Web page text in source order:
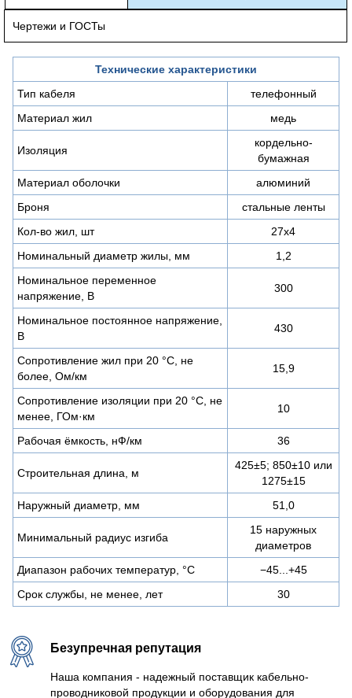
Чертежи и ГОСТы
Технические характеристики
Тип кабеля
телефонный
Материал жил
медь
Изоляция
кордельно-
бумажная
Материал оболочки
алюминий
Броня
стальные ленты
Кол-во жил, шт
27х4
Номинальный диаметр жилы, мм
1,2
Номинальное переменное
напряжение, В
300
Номинальное постоянное напряжение,
В
430
Сопротивление жил при 20 °С, не
более, Ом/км
15,9
Сопротивление изоляции при 20 °С, не
менее, ГОм·км
10
Рабочая ёмкость, нФ/км 36
Строительная длина, м
425±5; 850±10 или
1275±15
Наружный диаметр, мм
51,0
Минимальный радиус изгиба
15 наружных
диаметров
Диапазон рабочих температур, °C
−45...+45
Срок службы, не менее, лет
30
Безупречная репутация
Наша компания - надежный поставщик кабельно-
проводниковой продукции и оборудования для